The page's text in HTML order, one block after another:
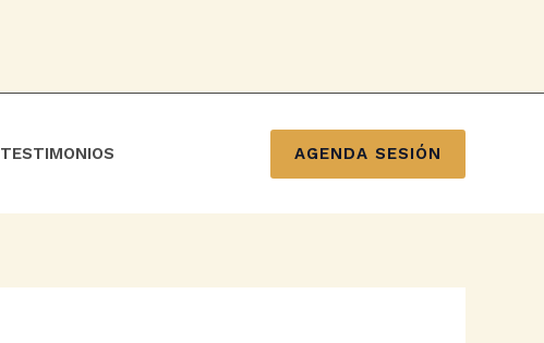
TESTIMONIOS AGENDA SESIÓN